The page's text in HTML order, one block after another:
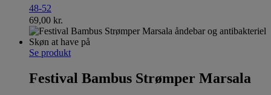
48-52
69,00 kr.
Se produkt
Festival Bambus Strømper Marsala